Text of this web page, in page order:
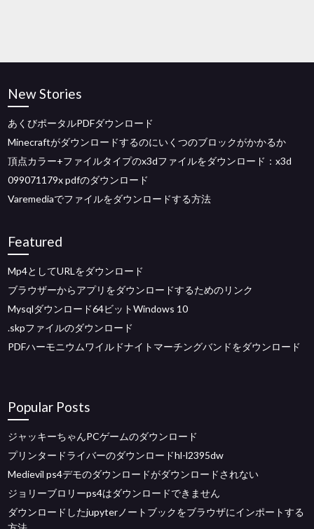
New Stories
あくびポータルPDFダウンロード
Minecraftがダウンロードするのにいくつのブロックがかかるか
頂点カラー+ファイルタイプのx3dファイルをダウンロード：x3d
099071179x pdfのダウンロード
Varemediaでファイルをダウンロードする方法
Featured
Mp4としてURLをダウンロード
ブラウザーからアプリをダウンロードするためのリンク
Mysqlダウンロード64ビットWindows 10
.skpファイルのダウンロード
PDFハーモニウムワイルドナイトマーチングバンドをダウンロード
Popular Posts
ジャッキーちゃんPCゲームのダウンロード
プリンタードライバーのダウンロードhl-l2395dw
Medievil ps4デモのダウンロードがダウンロードされない
ジョリーブロリーps4はダウンロードできません
ダウンロードしたjupyterノートブックをブラウザにインポートする